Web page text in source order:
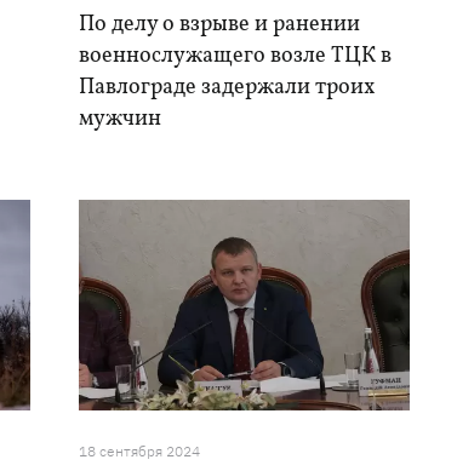
По делу о взрыве и ранении
военнослужащего возле ТЦК в
Павлограде задержали троих
мужчин
18 сентября 2024